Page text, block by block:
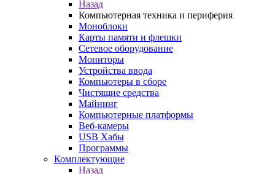
Назад
Компьютерная техника и периферия
Моноблоки
Карты памяти и флешки
Сетевое оборудование
Мониторы
Устройства ввода
Компьютеры в сборе
Чистящие средства
Майнинг
Компьютерные платформы
Веб-камеры
USB Хабы
Программы
Комплектующие
Назад